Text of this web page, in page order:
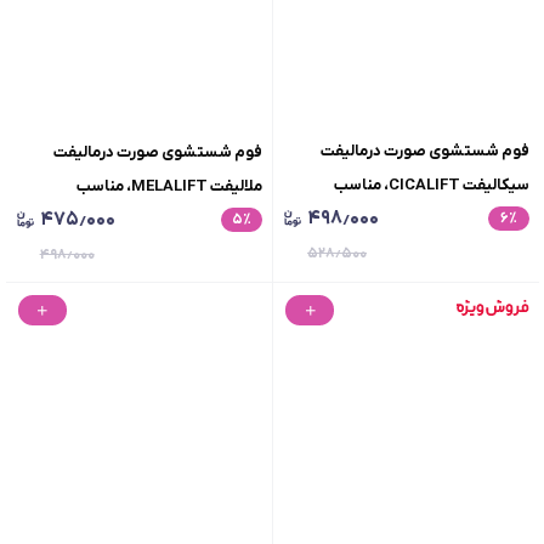
فوم شستشوی صورت درمالیفت
سیکالیفت CICALIFT، مناسب
پوست‌‌های خشک و خیلی خشک، حجم
۶٪ ۴۹۸٫۰۰۰
۵۲۸٫۵۰۰
فوم شستشوی صورت درمالیفت
ملالیفت MELALIFT، مناسب
پوست‌‌های چرب، حجم 150 میلی لیتر
۵٪ ۴۷۵٫۰۰۰
۴۹۸٫۰۰۰